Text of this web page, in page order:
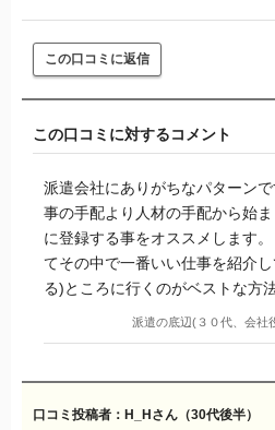
もし、そういわれたら紹介しても
会社を見つけるなり対策が取れま
かりません。
もう富士通エフサスクリエはあき
か？初めての経験なのでどうした
まり時間もかけたくないし、せっ
できるのであれば、紹介してもら
す。
誰か分かる人がいたら教えて下さ
得ることなんですか？
この口コミに返信
この口コミに対するコメント
派遣会社にありがちなパターン
事の手配より人材の手配から始
に登録する事をオススメします
てその中で一番いい仕事を紹介
る)ところに行くのがベストな方
派遣の底辺(３０代、会社
口コミ投稿者：H_Hさん（30代後半）